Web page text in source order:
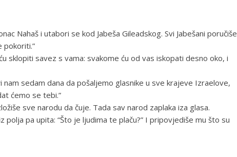
Nahaš i utabori se kod Jabeša Gileadskog. Svi Jabešani poručiše
pokoriti.”
sklopiti savez s vama: svakome ću od vas iskopati desno oko, i
sedam dana da pošaljemo glasnike u sve krajeve Izraelove,
ćemo se tebi.”
sve narodu da čuje. Tada sav narod zaplaka iza glasa.
polja pa upita: “Što je ljudima te plaču?” I pripovjediše mu što su